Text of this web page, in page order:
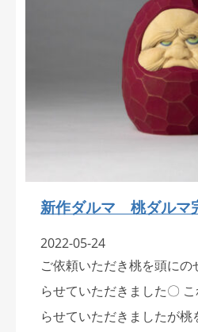
新作ダルマ 桃ダルマ
2022-05-24
ご依頼いただき桃を頭に
らせていただきました〇
らせていただきましたが